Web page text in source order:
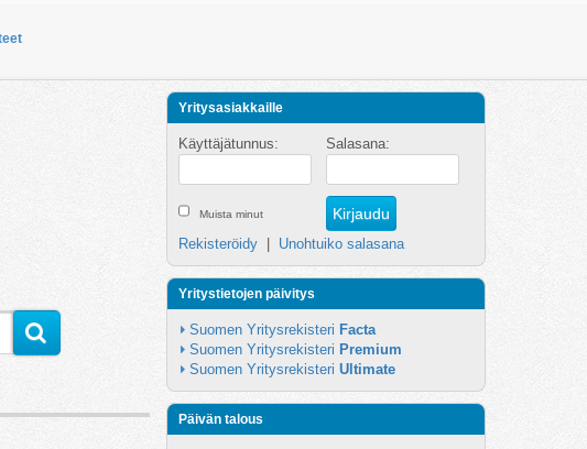
Yritysasiakkaille
Käyttäjätunnus: Salasana:
Muista minut
Rekisteröidy Unohtuiko salasana
Yritystietojen päivitys
Suomen Yritysrekisteri Facta
Suomen Yritysrekisteri Premium
Suomen Yritysrekisteri Ultimate
Päivän talous